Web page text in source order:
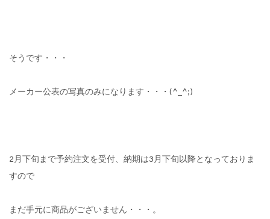
そうです・・・
メーカー公表の写真のみになります・・・(^_^;)
2月下旬まで予約注文を受付、納期は3月下旬以降となっておりま
すので
まだ手元に商品がございません・・・。